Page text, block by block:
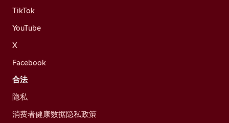
TikTok
YouTube
X
Facebook
合法
隐私
消费者健康数据隐私政策